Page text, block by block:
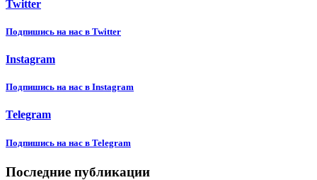
Twitter
Подпишиcь на нас в Twitter
Instagram
Подпишиcь на нас в Instagram
Telegram
Подпишиcь на нас в Telegram
Последние публикации